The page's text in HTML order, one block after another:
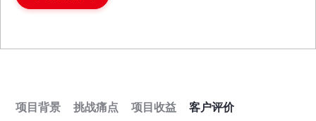
项目背景 挑战痛点 项目收益 客户评价